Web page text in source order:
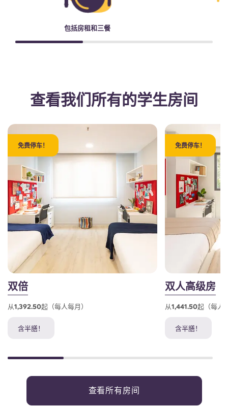
包括房租和三餐
查看我们所有的学生房间
免费停车！
双倍
从1,392.50起（每人每月）
含半膳！
免费停车！
双人高级房
从1,441.50起（每人
含半膳！
查看所有房间